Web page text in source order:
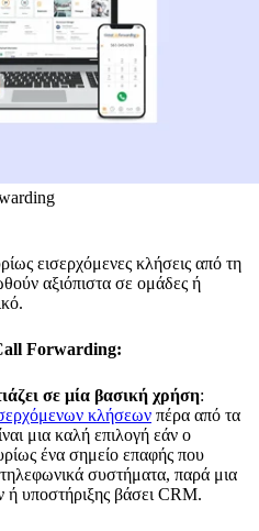
εισερχόμενες κλήσεις από τη
αξιόπιστα σε ομάδες ή
Forwarding:
σε μία βασική χρήση:
κλήσεων πέρα από τα
μια καλή επιλογή εάν ο
ένα σημείο επαφής που
συστήματα, παρά μια
υποστήριξης βάσει CRM.